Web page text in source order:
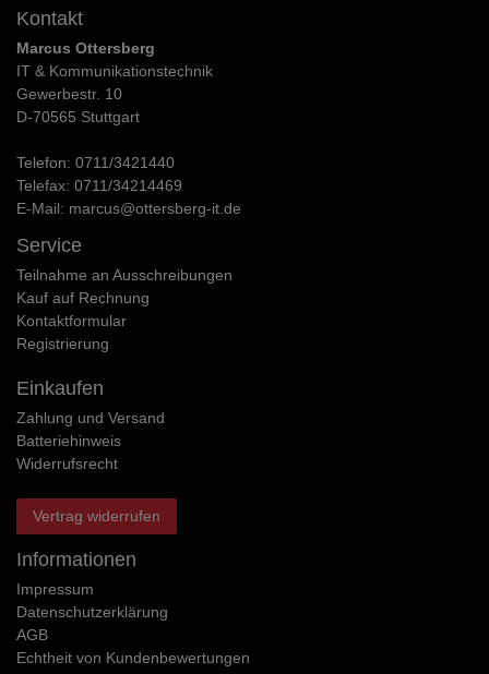
Kontakt
Marcus Ottersberg
IT & Kommunikationstechnik
Gewerbestr. 10
D-70565 Stuttgart
Telefon: 0711/3421440
Telefax: 0711/34214469
E-Mail: marcus@ottersberg-it.de
Service
Teilnahme an Ausschreibungen
Kauf auf Rechnung
Kontaktformular
Registrierung
Einkaufen
Zahlung und Versand
Batteriehinweis
Widerrufs­recht
Vertrag widerrufen
Informationen
Impressum
Daten­schutz­erklärung
AGB
Echtheit von Kundenbewertungen